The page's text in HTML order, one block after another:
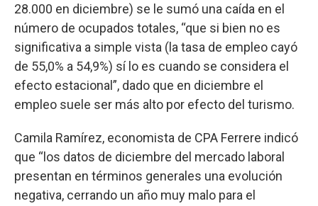
28.000 en diciembre) se le sumó una caída en el
número de ocupados totales, “que si bien no es
significativa a simple vista (la tasa de empleo cayó
de 55,0% a 54,9%) sí lo es cuando se considera el
efecto estacional”, dado que en diciembre el
empleo suele ser más alto por efecto del turismo.
Camila Ramírez, economista de CPA Ferrere indicó
que “los datos de diciembre del mercado laboral
presentan en términos generales una evolución
negativa, cerrando un año muy malo para el